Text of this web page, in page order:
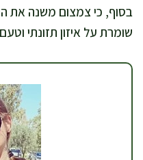
בסוף, כי צמצום משנה את
שומרת על איזון תזונתי